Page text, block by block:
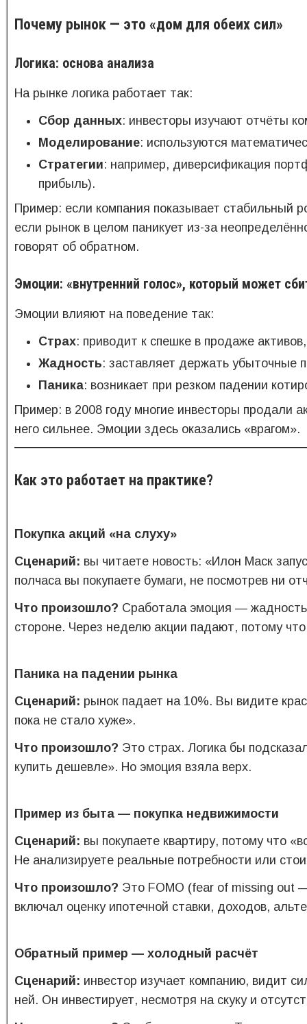
Почему рынок — это «дом для обеих сил»
Логика: основа анализа
На рынке логика работает так:
Сбор данных: инвесторы изучают отчёты
Моделирование: используются
Стратегии: например, диверсификация
прибыль).
Пример: если компания показывает стабильный
если рынок в целом паникует из-за
говорят об обратном.
Эмоции: «внутренний голос», который может
Эмоции влияют на поведение так:
Страх: приводит к спешке в продаже
Жадность: заставляет держать убыточные
Паника: возникает при резком падении
Пример: в 2008 году многие инвесторы продали
него сильнее. Эмоции здесь оказались «врагом».
Как это работает на практике?
Покупка акций «на слуху»
Сценарий: вы читаете новость: «Илон Маск
полчаса вы покупаете бумаги, не посмотрев ни
Что произошло? Сработала эмоция —
стороне. Через неделю акции падают, потому
Паника на падении рынка
Сценарий: рынок падает на 10%. Вы видите
пока не стало хуже».
Что произошло? Это страх. Логика бы
купить дешевле». Но эмоция взяла верх.
Пример из быта — покупка недвижимости
Сценарий: вы покупаете квартиру, потому что
Не анализируете реальные потребности или
Что произошло? Это FOMO (fear of missing out
включал оценку ипотечной ставки, доходов,
Обратный пример — холодный расчёт
Сценарий: инвестор изучает компанию, видит
ней. Он инвестирует, несмотря на скуку и